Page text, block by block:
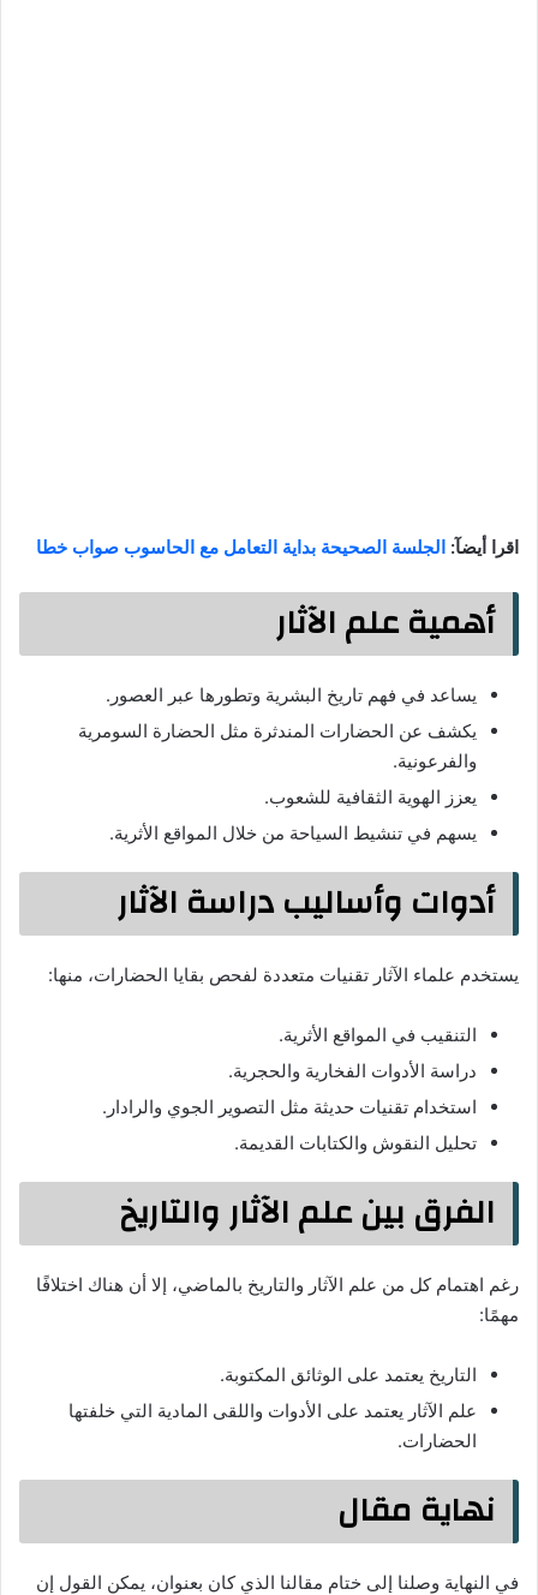
اقرا أيضآ: الجلسة الصحيحة بداية التعامل مع الحاسوب صواب خطا
أهمية علم الآثار
يساعد في فهم تاريخ البشرية وتطورها عبر العصور.
يكشف عن الحضارات المندثرة مثل الحضارة السومرية
والفرعونية.
يعزز الهوية الثقافية للشعوب.
يسهم في تنشيط السياحة من خلال المواقع الأثرية.
أدوات وأساليب دراسة الآثار
يستخدم علماء الآثار تقنيات متعددة لفحص بقايا الحضارات، منها:
التنقيب في المواقع الأثرية.
دراسة الأدوات الفخارية والحجرية.
استخدام تقنيات حديثة مثل التصوير الجوي والرادار.
تحليل النقوش والكتابات القديمة.
الفرق بين علم الآثار والتاريخ
رغم اهتمام كل من علم الآثار والتاريخ بالماضي، إلا أن هناك اختلافًا
مهمًا:
التاريخ يعتمد على الوثائق المكتوبة.
علم الآثار يعتمد على الأدوات واللقى المادية التي خلفتها
الحضارات.
نهاية مقال
في النهاية وصلنا إلى ختام مقالنا الذي كان بعنوان، يمكن القول إن